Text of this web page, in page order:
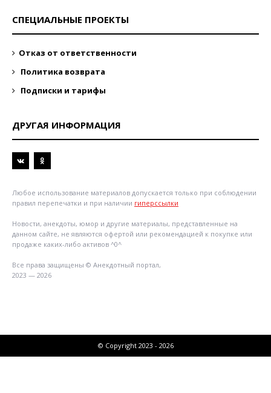
СПЕЦИАЛЬНЫЕ ПРОЕКТЫ
Отказ от ответственности
Политика возврата
Подписки и тарифы
ДРУГАЯ ИНФОРМАЦИЯ
Любое использование материалов допускается только при соблюдении
правил перепечатки и при наличии гиперссылки
Новости, анекдоты, юмор и другие материалы, представленные на
данном сайте, не являются офертой или рекомендацией к покупке или
продаже каких-либо активов ^0^
Все права защищены © Анекдотный портал,
2023 — 2026
© Copyright 2023 - 2026